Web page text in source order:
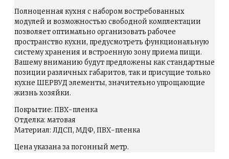
Полноценная кухня с набором востребованных
модулей и возможностью свободной комплектации
позволяет оптимально организовать рабочее
пространство кухни, предусмотреть функциональную
систему хранения и встроенную зону приема пищи.
Вашему вниманию будут предложены как стандартные
позиции различных габаритов, так и присущие только
кухне ШЕРВУД элементы, значительно упрощающие
жизнь хозяйки.
Покрытие: ПВХ-пленка
Отделка: матовая
Материал: ЛДСП, МДФ, ПВХ-пленка
Цена указана за погонный метр.